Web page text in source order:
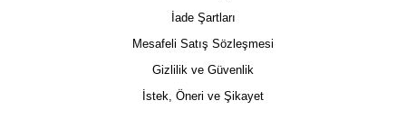
İade Şartları
Mesafeli Satış Sözleşmesi
Gizlilik ve Güvenlik
İstek, Öneri ve Şikayet